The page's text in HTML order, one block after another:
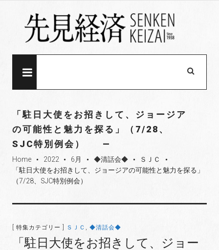
「駐日大使をお招きして、ジョージア
の可能性と魅力を探る」（7/28、
SJC特別例会）
Home fiber_manual_record 2022 fiber_manual_record 6月 fiber_manual_record ◆清話会◆ fiber_manual_record ＳＪＣ fiber_manual_record
「駐日大使をお招きして、ジョージアの可能性と魅力を探る」
（7/28、SJC特別例会）
[ 特集カテゴリー ] ＳＪＣ ◆清話会◆
「駐日大使をお招きして、ジョー